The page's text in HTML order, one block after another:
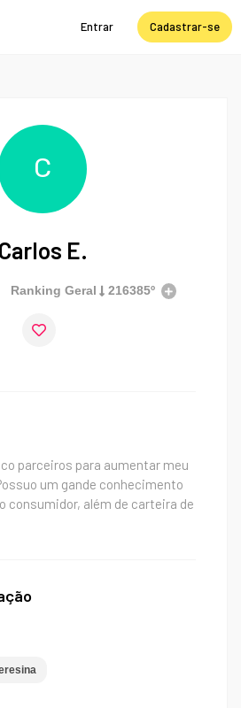
Entrar Cadastrar-se
C
Carlos E.
Ranking Geral 216385º
parceiros para aumentar meu
um gande conhecimento
consumidor, além de carteira de